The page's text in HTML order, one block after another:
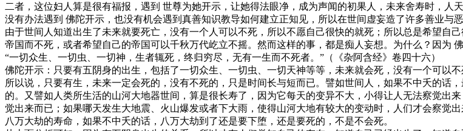
二者，这位妇人算是很有福报，遇到 世尊为她开示，让她得法眼净，成为声闻的初果人，未来舍寿时，人
没有办法遇到 佛陀开示，也没有机会遇到真善知识教导如何建立正知见，所以在世间虚妄造了许多善业与
由于世间人知道出生了未来就要死亡，没有一个人可以不死，所以不愿自己很快的就死；所以总是希望自
帝国而不死，或者希望自己的帝国可以千秋万代屹立不摇。然而这样的事，都是痴人妄想。为什么？因为
“一切众生、一切虫、一切神，生者辄死，终归穷尽，无有一生而不死者。”（《杂阿含经》卷四十六）
佛陀开示：只要有五阴身的出生，包括了一切众生、一切虫、一切天神等等，未来就会死，没有一个可以不
所以说，只要有生，未来一定会死的，没有不死的，只是时间长与短而已。譬如世间人，如果不中夭的话
的。又譬如人类所生活的山河大地器世间，算是很长寿了，因为它每天的变异不大，小得让人无法察觉出
觉出来而已；如果哪天发生大地震、火山爆发或者下大雨，使得山河大地有较大的变动时，人们才会察觉
八万大劫的寿命，如果不中夭的话，八万大劫到了还是要下堕，还是要死的，不是不会死。